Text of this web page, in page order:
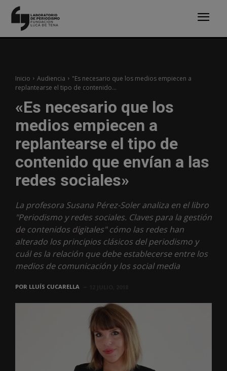
Inicio Audiencia
"Es necesario que los medios empiecen a
replantearse el tipo de contenido...
«Es necesario que los
medios empiecen a
replantearse el tipo de
contenido que envían a las
redes sociales»
La profesora Susana Pérez-Soler analiza en el libro
"Periodismo y redes sociales. Claves para la gestión
de contenidos digitales" cómo las redes han
alterado los principios clásicos del periodismo y
cuál es la relación que debe establecerse entre los
medios de comunicación y los social media
POR LLUÍS CUCARELLA